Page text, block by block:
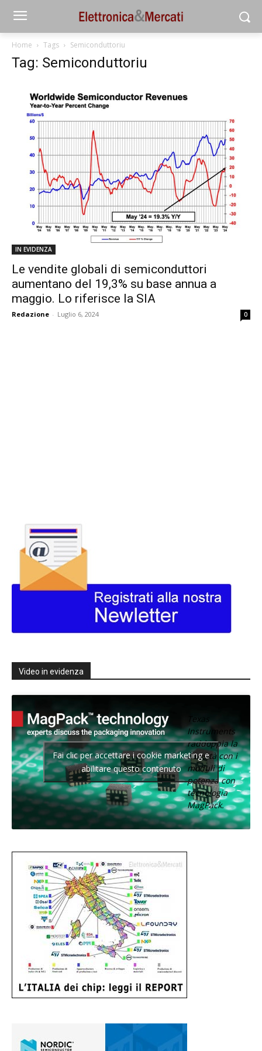
Home Tags Semiconduttoriu
Tag: Semiconduttoriu
IN EVIDENZA
Le vendite globali di semiconduttori
aumentano del 19,3% su base annua a
maggio. Lo riferisce la SIA
Redazione - Luglio 6, 2024 0
Video in evidenza
Texas
Instruments
raddoppia la
densità con i
moduli di
potenza con
tecnologia
MagPack.
Fai clic per accettare i cookie marketing e
abilitare questo contenuto